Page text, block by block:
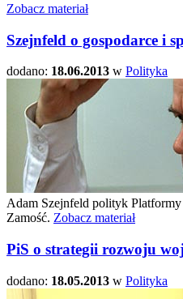
Zobacz materiał
Szejnfeld o gospodarce i
dodano: 18.06.2013 w Polityka
Adam Szejnfeld polityk
Zamość. Zobacz materiał
PiS o strategii rozwoju
dodano: 18.05.2013 w Polityka